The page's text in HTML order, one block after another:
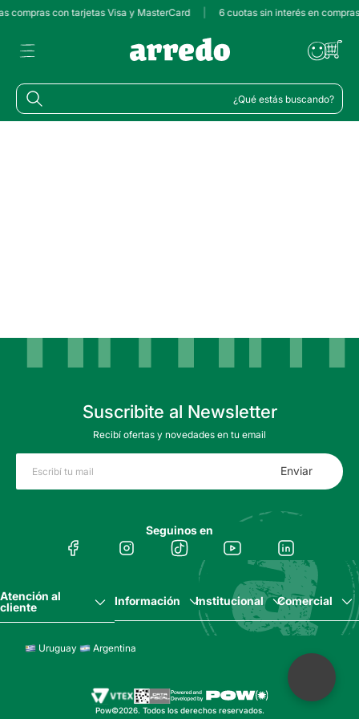
compras con tarjetas Visa y MasterCard 6 cuotas sin interés en
¿Qué estás buscando?
Suscribite al Newsletter
Recibí ofertas y novedades en tu email
Enviar
Seguinos en
Atención al
cliente
Información Institucional Comercial
Uruguay Argentina
Pow©2026. Todos los derechos reservados.